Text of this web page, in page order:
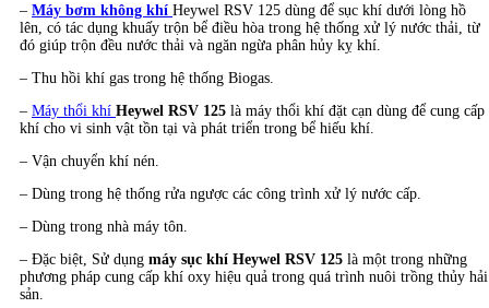
– Máy bơm không khí Heywel RSV 125 dùng để sục khí dưới lòng hồ
lên, có tác dụng khuấy trộn bể điều hòa trong hệ thống xử lý nước thải, từ
đó giúp trộn đều nước thải và ngăn ngừa phân hủy kỵ khí.
– Thu hồi khí gas trong hệ thống Biogas.
– Máy thổi khí Heywel RSV 125 là máy thổi khí đặt cạn dùng để cung cấp
khí cho vi sinh vật tồn tại và phát triển trong bể hiếu khí.
– Vận chuyển khí nén.
– Dùng trong hệ thống rửa ngược các công trình xử lý nước cấp.
– Dùng trong nhà máy tôn.
– Đặc biệt, Sử dụng máy sục khí Heywel RSV 125 là một trong những
phương pháp cung cấp khí oxy hiệu quả trong quá trình nuôi trồng thủy hải
sản.